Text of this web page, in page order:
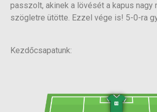
passzolt, akinek a lövését a kapus nagy
szögletre ütötte. Ezzel vége is! 5-0-ra
Kezdőcsapatunk: